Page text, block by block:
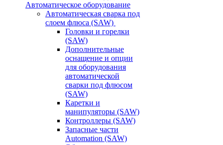
Автоматическое оборудование
Автоматическая сварка под
слоем флюса (SAW)
Головки и горелки
(SAW)
Дополнительные
оснащение и опции
для оборудования
автоматической
сварки под флюсом
(SAW)
Каретки и
манипуляторы (SAW)
Контроллеры (SAW)
Запасные части
Automation (SAW)